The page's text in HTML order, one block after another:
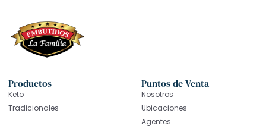
Productos
Keto
Tradicionales
Puntos de Venta
Nosotros
Ubicaciones
Agentes